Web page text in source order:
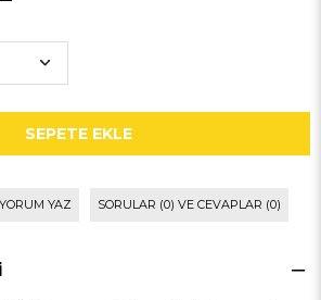
YORUM YAZ SORULAR (0) VE CEVAPLAR (0)